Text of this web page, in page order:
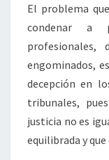
El problema
condenar a
profesionales,
engominados,
decepción en
tribunales,
justicia no es
equilibrada y que